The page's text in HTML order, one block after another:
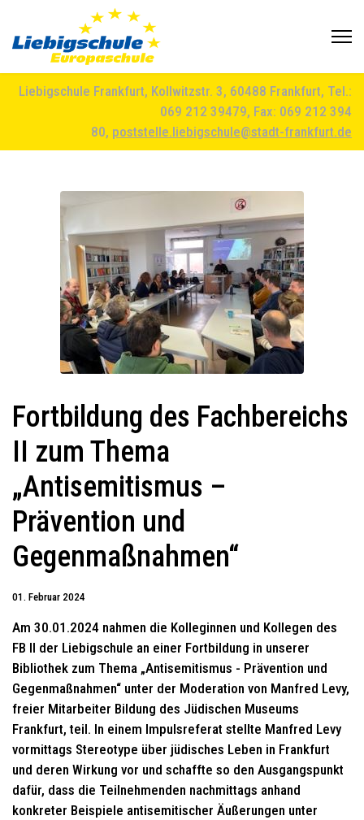
Liebigschule Frankfurt, Kollwitzstr. 3, 60488 Frankfurt, Tel.:
069 212 39479, Fax: 069 212 394
80, poststelle.liebigschule@stadt-frankfurt.de
Fortbildung des Fachbereichs
II zum Thema
„Antisemitismus –
Prävention und
Gegenmaßnahmen“
01. Februar 2024
Am 30.01.2024 nahmen die Kolleginnen und Kollegen des
FB II der Liebigschule an einer Fortbildung in unserer
Bibliothek zum Thema „Antisemitismus - Prävention und
Gegenmaßnahmen“ unter der Moderation von Manfred Levy,
freier Mitarbeiter Bildung des Jüdischen Museums
Frankfurt, teil. In einem Impulsreferat stellte Manfred Levy
vormittags Stereotype über jüdisches Leben in Frankfurt
und deren Wirkung vor und schaffte so den Ausgangspunkt
dafür, dass die Teilnehmenden nachmittags anhand
konkreter Beispiele antisemitischer Äußerungen unter